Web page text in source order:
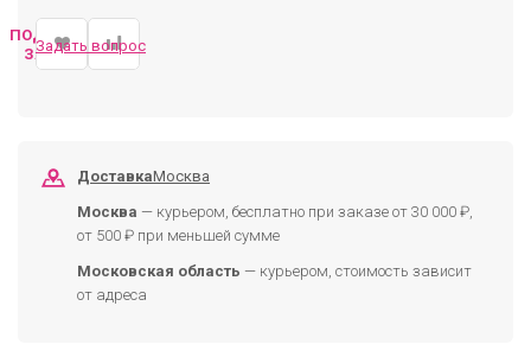
ПОДОБРАТЬ
ЗАМЕНУ
Задать вопрос
ДоставкаМосква
Москва — курьером, бесплатно при заказе от 30 000 ₽,
от 500 ₽ при меньшей сумме
Московская область — курьером, стоимость зависит
от адреса